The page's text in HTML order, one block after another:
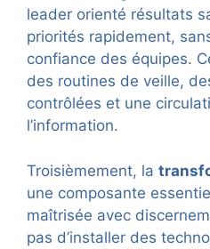
leader orienté résultats
priorités rapidement,
confiance des équipes.
des routines de veille,
contrôlées et une
l’information.
Troisièmement, la
une composante
maîtrisée avec
pas d’installer des